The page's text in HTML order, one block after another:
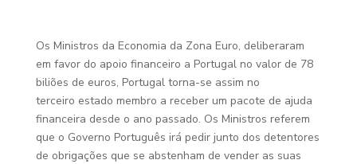
Os Ministros da Economia da Zona Euro, deliberaram
em favor do apoio financeiro a Portugal no valor de 78
biliões de euros, Portugal torna-se assim no
terceiro estado membro a receber um pacote de ajuda
financeira desde o ano passado. Os Ministros referem
que o Governo Português irá pedir junto dos detentores
de obrigações que se abstenham de vender as suas